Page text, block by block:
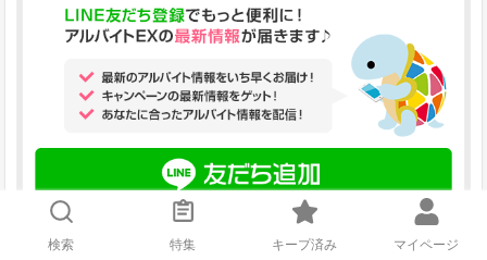
大阪市淀川区のアルバイト・求人を駅名で探す
検索 特集 キープ済み マイページ